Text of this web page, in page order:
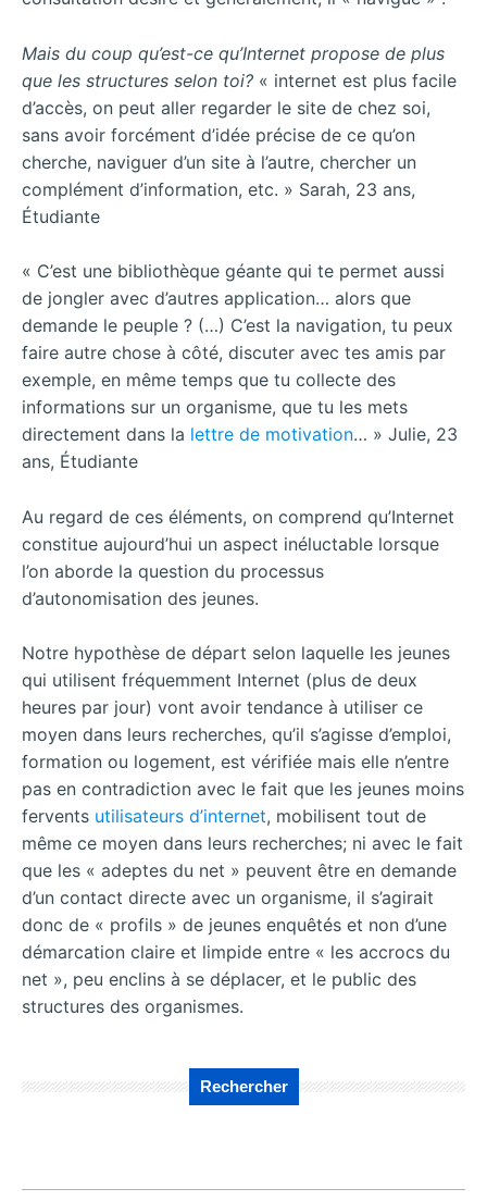
Mais du coup qu’est-ce qu’Internet propose de plus
que les structures selon toi? « internet est plus facile
d’accès, on peut aller regarder le site de chez soi,
sans avoir forcément d’idée précise de ce qu’on
cherche, naviguer d’un site à l’autre, chercher un
complément d’information, etc. » Sarah, 23 ans,
Étudiante
« C’est une bibliothèque géante qui te permet aussi
de jongler avec d’autres application… alors que
demande le peuple ? (…) C’est la navigation, tu peux
faire autre chose à côté, discuter avec tes amis par
exemple, en même temps que tu collecte des
informations sur un organisme, que tu les mets
directement dans la lettre de motivation… » Julie, 23
ans, Étudiante
Au regard de ces éléments, on comprend qu’Internet
constitue aujourd’hui un aspect inéluctable lorsque
l’on aborde la question du processus
d’autonomisation des jeunes.
Notre hypothèse de départ selon laquelle les jeunes
qui utilisent fréquemment Internet (plus de deux
heures par jour) vont avoir tendance à utiliser ce
moyen dans leurs recherches, qu’il s’agisse d’emploi,
formation ou logement, est vérifiée mais elle n’entre
pas en contradiction avec le fait que les jeunes moins
fervents utilisateurs d’internet, mobilisent tout de
même ce moyen dans leurs recherches; ni avec le fait
que les « adeptes du net » peuvent être en demande
d’un contact directe avec un organisme, il s’agirait
donc de « profils » de jeunes enquêtés et non d’une
démarcation claire et limpide entre « les accrocs du
net », peu enclins à se déplacer, et le public des
structures des organismes.
Rechercher